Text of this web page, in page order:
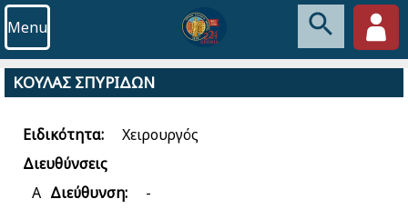
Menu
ΚΟΥΛΑΣ ΣΠΥΡΙΔΩΝ
Ειδικότητα:
Χειρουργός
Διευθύνσεις
Α Διεύθυνση:
-